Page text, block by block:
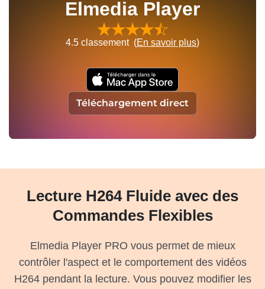
Elmedia Player
4.5 classement (En savoir plus)
Téléchargement direct
Lecture H264 Fluide avec des
Commandes Flexibles
Elmedia Player PRO vous permet de mieux
contrôler l'aspect et le comportement des vidéos
H264 pendant la lecture. Vous pouvez modifier les